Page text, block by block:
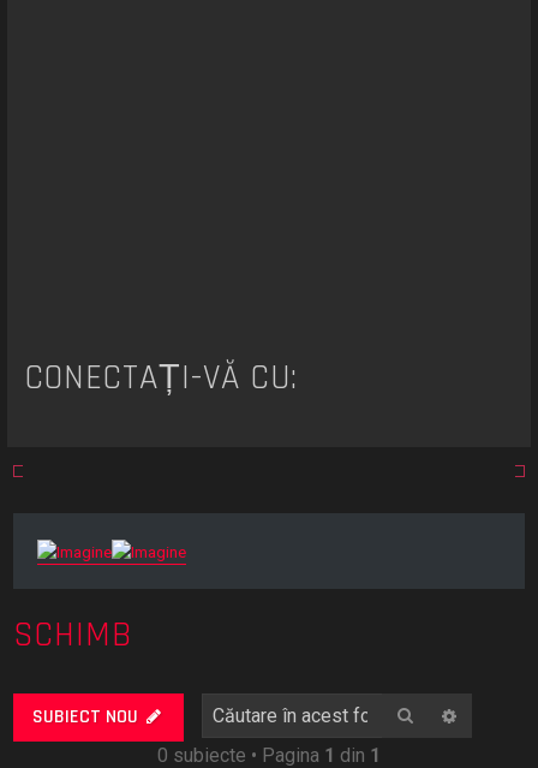
CONECTAȚI-VĂ CU:
SCHIMB
SUBIECT NOU Căutare
0 subiecte • Pagina 1 din 1